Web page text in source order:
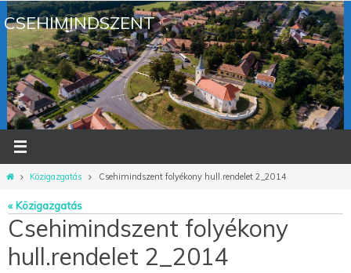
Megszakítás
CSEHIMINDSZENT
OtthonKözigazgatás Csehimindszent folyékony hull.rendelet 2_2014
« Közigazgatás
Csehimindszent folyékony
hull.rendelet 2_2014